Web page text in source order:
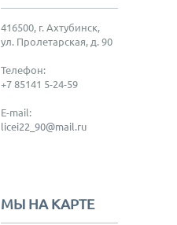
416500, г. Ахтубинск,
ул. Пролетарская, д. 90
Телефон:
+7 85141 5-24-59
E-mail:
licei22_90@mail.ru
МЫ НА КАРТЕ